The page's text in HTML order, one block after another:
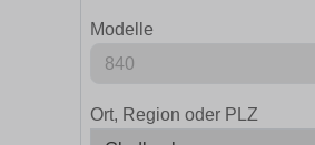
Modelle
Ort, Region oder PLZ